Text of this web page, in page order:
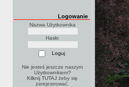
Logowanie
Nazwa Użytkownika
Hasło
Nie jesteś jeszcze naszym
Użytkownikiem?
Kilknij TUTAJ żeby się
zarejestrować.